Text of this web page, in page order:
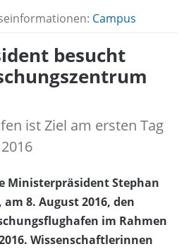
Campus
besucht
ist Ziel am ersten Tag
Ministerpräsident Stephan
8. August 2016, den
im Rahmen
Wissenschaftlerinnen